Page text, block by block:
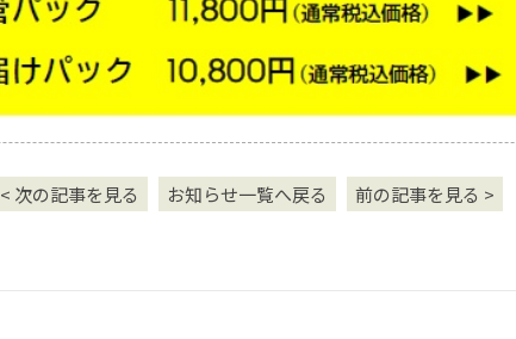
< 次の記事を見る お知らせ一覧へ戻る 前の記事を見る >